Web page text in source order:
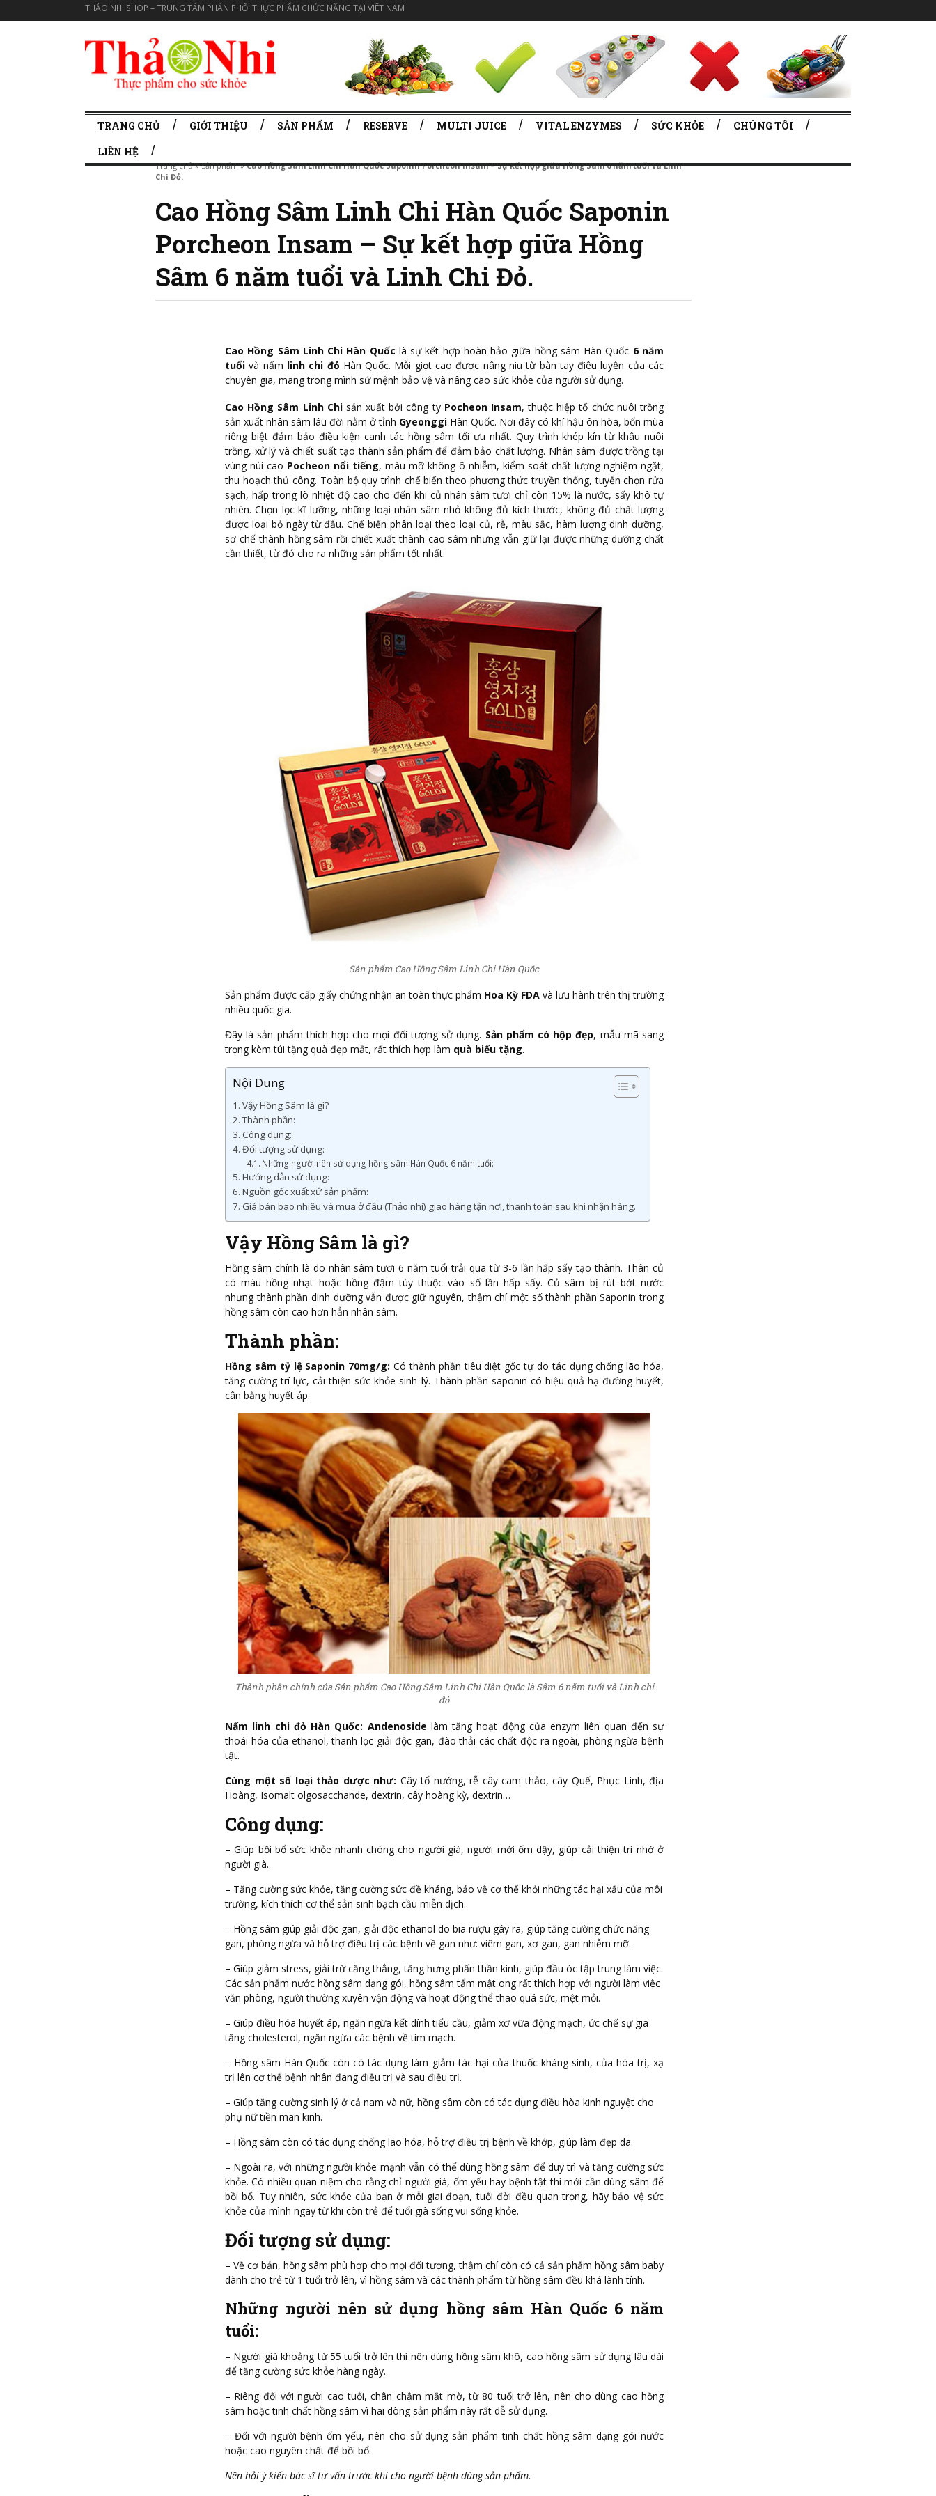
THẢO NHI SHOP – TRUNG TÂM PHÂN PHỐI THỰC PHẨM CHỨC NĂNG TẠI VIÊT NAM
TRANG CHỦ GIỚI THIỆU SẢN PHẨM RESERVE MULTI JUICE VITAL ENZYMES SỨC KHỎE
CHÚNG TÔI
LIÊN HỆ
Trang chủ»Sản phẩm»Cao Hồng Sâm Linh Chi Hàn Quốc Saponin Porcheon Insam – Sự kết hợp giữa Hồng Sâm 6 năm tuổi và Linh
Chi Đỏ.
Cao Hồng Sâm Linh Chi Hàn Quốc Saponin
Porcheon Insam – Sự kết hợp giữa Hồng
Sâm 6 năm tuổi và Linh Chi Đỏ.
Cao Hồng Sâm Linh Chi Hàn Quốc là sự kết hợp hoàn hảo giữa hồng sâm Hàn Quốc 6 năm
tuổivà nấm linh chi đỏ Hàn Quốc. Mỗi giọt cao được nâng niu từ bàn tay điêu luyện của các
chuyên gia, mang trong mình sứ mệnh bảo vệ và nâng cao sức khỏe của người sử dụng.
Cao Hồng Sâm Linh Chisản xuất bởi công ty Pocheon Insam, thuộc hiệp tổ chức nuôi trồng
sản xuất nhân sâm lâu đời nằm ở tỉnh Gyeonggi Hàn Quốc. Nơi đây có khí hậu ôn hòa, bốn mùa
riêng biệt đảm bảo điều kiện canh tác hồng sâm tối ưu nhất. Quy trình khép kín từ khâu nuôi
trồng, xử lý và chiết suất tạo thành sản phẩm để đảm bảo chất lượng. Nhân sâm được trồng tại
vùng núi cao Pocheon nổi tiếng, màu mỡ không ô nhiễm, kiểm soát chất lượng nghiệm ngặt,
thu hoạch thủ công. Toàn bộ quy trình chế biến theo phương thức truyền thống, tuyển chọn rửa
sạch, hấp trong lò nhiệt độ cao cho đến khi củ nhân sâm tươi chỉ còn 15% là nước, sấy khô tự
nhiên. Chọn lọc kĩ lưỡng, những loại nhân sâm nhỏ không đủ kích thước, không đủ chất lượng
được loại bỏ ngày từ đầu. Chế biến phân loại theo loại củ, rễ, màu sắc, hàm lượng dinh dưỡng,
sơ chế thành hồng sâm rồi chiết xuất thành cao sâm nhưng vẫn giữ lại được những dưỡng chất
cần thiết, từ đó cho ra những sản phẩm tốt nhất.
Sản phẩm Cao Hồng Sâm Linh Chi Hàn Quốc
Sản phẩm được cấp giấy chứng nhận an toàn thực phẩm Hoa Kỳ FDA và lưu hành trên thị trường
nhiều quốc gia.
Đây là sản phẩm thích hợp cho mọi đối tượng sử dụng. Sản phẩm có hộp đẹp, mẫu mã sang
trọng kèm túi tặng quà đẹp mắt, rất thích hợp làm quà biếu tặng.
Nội Dung
Vậy Hồng Sâm là gì?
Thành phần:
Công dụng:
Đối tượng sử dụng:
Những người nên sử dụng hồng sâm Hàn Quốc 6 năm tuổi:
Hướng dẫn sử dụng:
Nguồn gốc xuất xứ sản phẩm:
Giá bán bao nhiêu và mua ở đâu (Thảo nhi) giao hàng tận nơi, thanh toán sau khi nhận hàng.
Vậy Hồng Sâm là gì?
Hồng sâm chính là do nhân sâm tươi 6 năm tuổi trải qua từ 3-6 lần hấp sấy tạo thành. Thân củ
có màu hồng nhạt hoặc hồng đậm tùy thuộc vào số lần hấp sấy. Củ sâm bị rút bớt nước
nhưng thành phần dinh dưỡng vẫn được giữ nguyên, thậm chí một số thành phần Saponin trong
hồng sâm còn cao hơn hẳn nhân sâm.
Thành phần:
Hồng sâm tỷ lệ Saponin 70mg/g: Có thành phần tiêu diệt gốc tự do tác dụng chống lão hóa,
tăng cường trí lực, cải thiện sức khỏe sinh lý. Thành phần saponin có hiệu quả hạ đường huyết,
cân bằng huyết áp.
Thành phần chính của Sản phẩm Cao Hồng Sâm Linh Chi Hàn Quốc là Sâm 6 năm tuổi và Linh chi
đỏ
Nấm linh chi đỏ Hàn Quốc: Andenoside làm tăng hoạt động của enzym liên quan đến sự
thoái hóa của ethanol, thanh lọc giải độc gan, đào thải các chất độc ra ngoài, phòng ngừa bệnh
tật.
Cùng một số loại thảo dược như: Cây tổ nướng, rễ cây cam thảo, cây Quế, Phục Linh, địa
Hoàng, Isomalt olgosacchande, dextrin, cây hoàng kỳ, dextrin…
Công dụng:
– Giúp bồi bổ sức khỏe nhanh chóng cho người già, người mới ốm dậy, giúp cải thiện trí nhớ ở
người già.
– Tăng cường sức khỏe, tăng cường sức đề kháng, bảo vệ cơ thể khỏi những tác hại xấu của môi
trường, kích thích cơ thể sản sinh bạch cầu miễn dịch.
– Hồng sâm giúp giải độc gan, giải độc ethanol do bia rượu gây ra, giúp tăng cường chức năng
gan, phòng ngừa và hỗ trợ điều trị các bệnh về gan như: viêm gan, xơ gan, gan nhiễm mỡ.
– Giúp giảm stress, giải trừ căng thẳng, tăng hưng phấn thần kinh, giúp đầu óc tập trung làm việc.
Các sản phẩm nước hồng sâm dạng gói, hồng sâm tẩm mật ong rất thích hợp với người làm việc
văn phòng, người thường xuyên vận động và hoạt động thể thao quá sức, mệt mỏi.
– Giúp điều hóa huyết áp, ngăn ngừa kết dính tiểu cầu, giảm xơ vữa động mạch, ức chế sự gia
tăng cholesterol, ngăn ngừa các bệnh về tim mạch.
– Hồng sâm Hàn Quốc còn có tác dụng làm giảm tác hại của thuốc kháng sinh, của hóa trị, xạ
trị lên cơ thể bệnh nhân đang điều trị và sau điều trị.
– Giúp tăng cường sinh lý ở cả nam và nữ, hồng sâm còn có tác dụng điều hòa kinh nguyệt cho
phụ nữ tiền mãn kinh.
– Hồng sâm còn có tác dụng chống lão hóa, hỗ trợ điều trị bệnh về khớp, giúp làm đẹp da.
– Ngoài ra, với những người khỏe mạnh vẫn có thể dùng hồng sâm để duy trì và tăng cường sức
khỏe. Có nhiều quan niệm cho rằng chỉ người già, ốm yếu hay bệnh tật thì mới cần dùng sâm để
bồi bổ. Tuy nhiên, sức khỏe của bạn ở mỗi giai đoạn, tuổi đời đều quan trọng, hãy bảo vệ sức
khỏe của mình ngay từ khi còn trẻ để tuổi già sống vui sống khỏe.
Đối tượng sử dụng:
– Về cơ bản, hồng sâm phù hợp cho mọi đối tượng, thậm chí còn có cả sản phẩm hồng sâm baby
dành cho trẻ từ 1 tuổi trở lên, vì hồng sâm và các thành phẩm từ hồng sâm đều khá lành tính.
Những người nên sử dụng hồng sâm Hàn Quốc 6 năm
tuổi:
– Người già khoảng từ 55 tuổi trở lên thì nên dùng hồng sâm khô, cao hồng sâm sử dụng lâu dài
để tăng cường sức khỏe hàng ngày.
– Riêng đối với người cao tuổi, chân chậm mắt mờ, từ 80 tuổi trở lên, nên cho dùng cao hồng
sâm hoặc tinh chất hồng sâm vì hai dòng sản phẩm này rất dễ sử dụng.
– Đối với người bệnh ốm yếu, nên cho sử dụng sản phẩm tinh chất hồng sâm dạng gói nước
hoặc cao nguyên chất để bồi bổ.
Nên hỏi ý kiến bác sĩ tư vấn trước khi cho người bệnh dùng sản phẩm.